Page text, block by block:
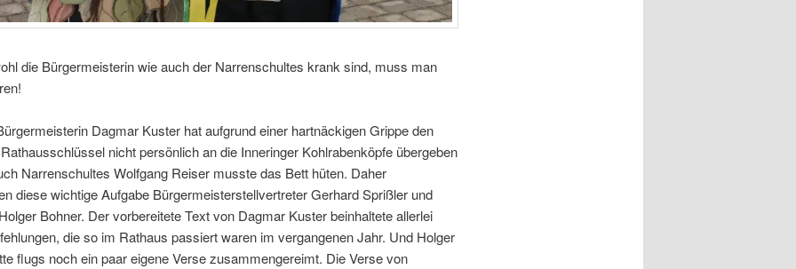
die Bürgermeisterin wie auch der Narrenschultes krank sind, muss man
Dagmar Kuster hat aufgrund einer hartnäckigen Grippe den
nicht persönlich an die Inneringer Kohlrabenköpfe übergeben
Narrenschultes Wolfgang Reiser musste das Bett hüten. Daher
diese wichtige Aufgabe Bürgermeisterstellvertreter Gerhard Sprißler und
Bohner. Der vorbereitete Text von Dagmar Kuster beinhaltete allerlei
die so im Rathaus passiert waren im vergangenen Jahr. Und Holger
flugs noch ein paar eigene Verse zusammengereimt. Die Verse von